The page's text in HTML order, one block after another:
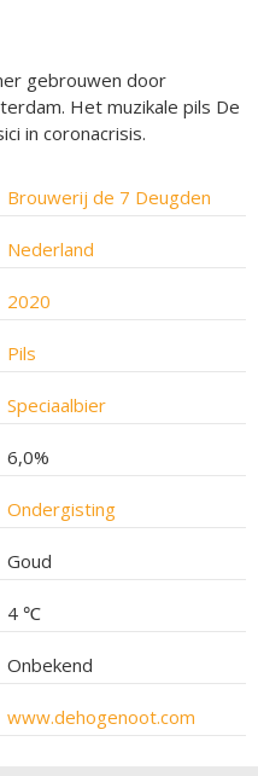
gebrouwen door
Het muzikale pils De
in coronacrisis.
Brouwerij de 7 Deugden
Nederland
2020
Pils
Speciaalbier
6,0%
Ondergisting
Goud
4 ℃
Onbekend
www.dehogenoot.com